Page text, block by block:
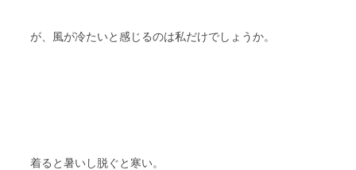
が、風が冷たいと感じるのは私だけでしょうか。
着ると暑いし脱ぐと寒い。